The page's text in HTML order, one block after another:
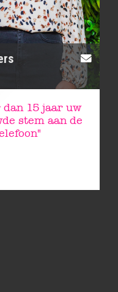
dan 15 jaar uw
stem aan de